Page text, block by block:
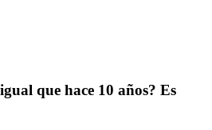
que hace 10 años? Es